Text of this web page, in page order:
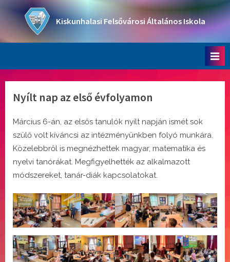
content
Kiskunhalasi Felsővárosi Általános Iskola
Nyílt nap az első évfolyamon
Március 6-án, az elsős tanulók nyílt napján ismét sok
szülő volt kíváncsi az intézményünkben folyó munkára.
Közelebbről is megnézhettek magyar, matematika és
nyelvi tanórákat. Megfigyelhették az alkalmazott
módszereket, tanár-diák kapcsolatokat.